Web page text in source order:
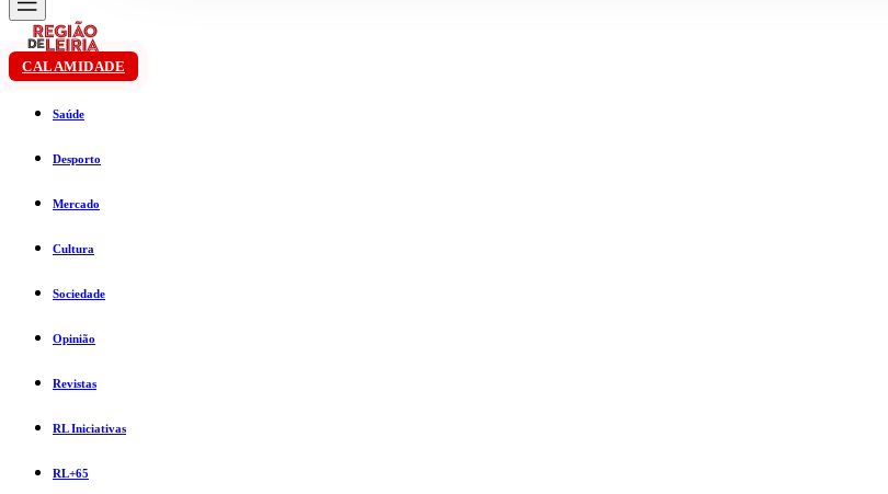
CALAMIDADE
Saúde
Desporto
Mercado
Cultura
Sociedade
Opinião
Revistas
RL Iniciativas
RL+65